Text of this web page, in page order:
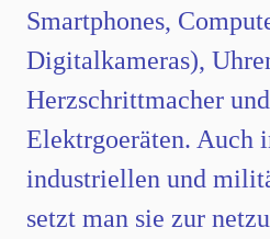
Smartphones,
Digitalkameras),
Herzschrittmacher
Elektrgoeräten. Auch
industriellen und
setzt man sie zur